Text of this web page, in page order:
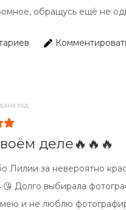
обращусь ещё не
деле🔥🔥🔥
Лилии за невероятно
Долго выбирала
и не люблю